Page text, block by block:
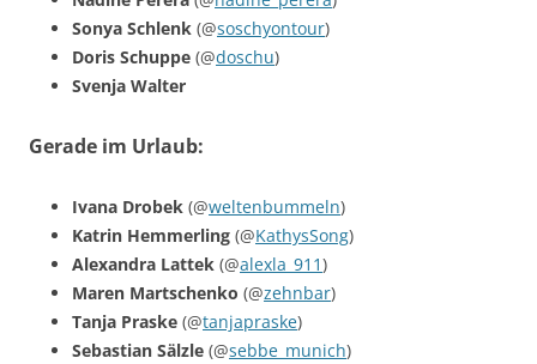
Sonya Schlenk (@soschyontour)
Doris Schuppe (@doschu)
Svenja Walter
Gerade im Urlaub:
Ivana Drobek (@weltenbummeln)
Katrin Hemmerling (@KathysSong)
Alexandra Lattek (@alexla_911)
Maren Martschenko (@zehnbar)
Tanja Praske (@tanjapraske)
Sebastian Sälzle (@sebbe_munich)